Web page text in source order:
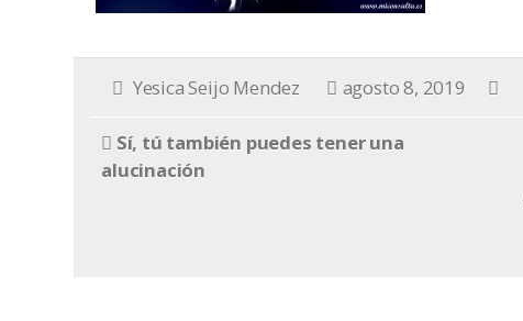
Yesica Seijo Mendez agosto 8, 2019
Sí, tú también puedes tener una
alucinación